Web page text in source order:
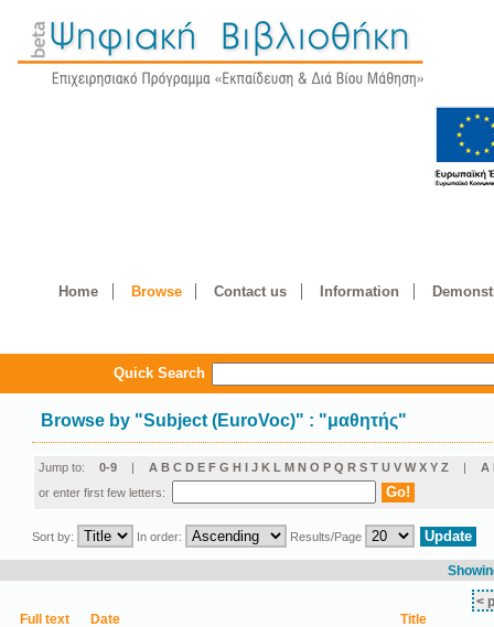
Home Browse Contact us Information
Quick Search
Browse by "Subject (EuroVoc)" : "μαθητής"
Jump to: 0-9 | A B C D E F G H I J K L M N O P Q R S T U V W X Y Z | Α
or enter first few letters:
Sort by: In order: Results/Page
<
Full text
Date Title